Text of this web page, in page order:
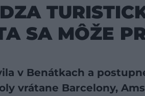
SA MÔŽE
v Benátkach a
vrátane Barcelony,